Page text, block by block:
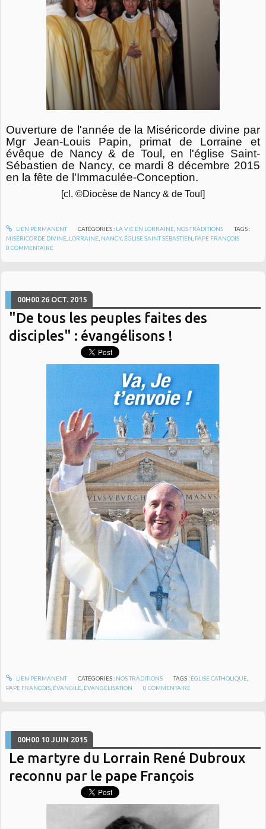
Ouverture de l'année de la Miséricorde divine par
Mgr Jean-Louis Papin, primat de Lorraine et
évêque de Nancy & de Toul, en l'église Saint-
Sébastien de Nancy, ce mardi 8 décembre 2015
en la fête de l'Immaculée-Conception.
[cl. ©Diocèse de Nancy & de Toul]
LIEN PERMANENT CATÉGORIES : LA VIE EN LORRAINE, NOS TRADITIONS
TAGS :
MISÉRICORDE DIVINE LORRAINE NANCY, ÉGLISE SAINT SÉBASTIEN PAPE FRANÇOIS
0 COMMENTAIRE
00H00 26 OCT. 2015
"De tous les peuples faites des
disciples" : évangélisons !
LIEN PERMANENT CATÉGORIES : NOS TRADITIONS TAGS : ÉGLISE CATHOLIQUE
PAPE FRANÇOIS ÉVANGILE ÉVANGÉLISATION 0 COMMENTAIRE
00H00 10 JUIN 2015
Le martyre du Lorrain René Dubroux
reconnu par le pape François